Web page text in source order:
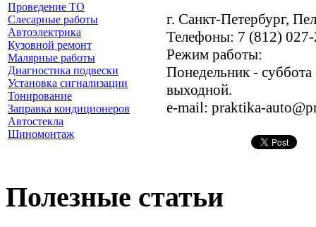
Проведение ТО
Слесарные работы
Автоэлектрика
Кузовной ремонт
Малярные работы
Диагностика подвески
Установка сигнализации
Тонирование
Заправка кондиционеров
Автостекла
Шиномонтаж
г. Санкт-Петербург,
Телефоны: 7 (812)
Режим работы:
Понедельник -
выходной.
e-mail: praktika-
Полезные статьи